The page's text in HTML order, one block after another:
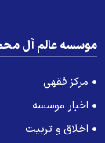
عالم آل
مرکز فقهی
اخبار موسسه
اخلاق و تربیت